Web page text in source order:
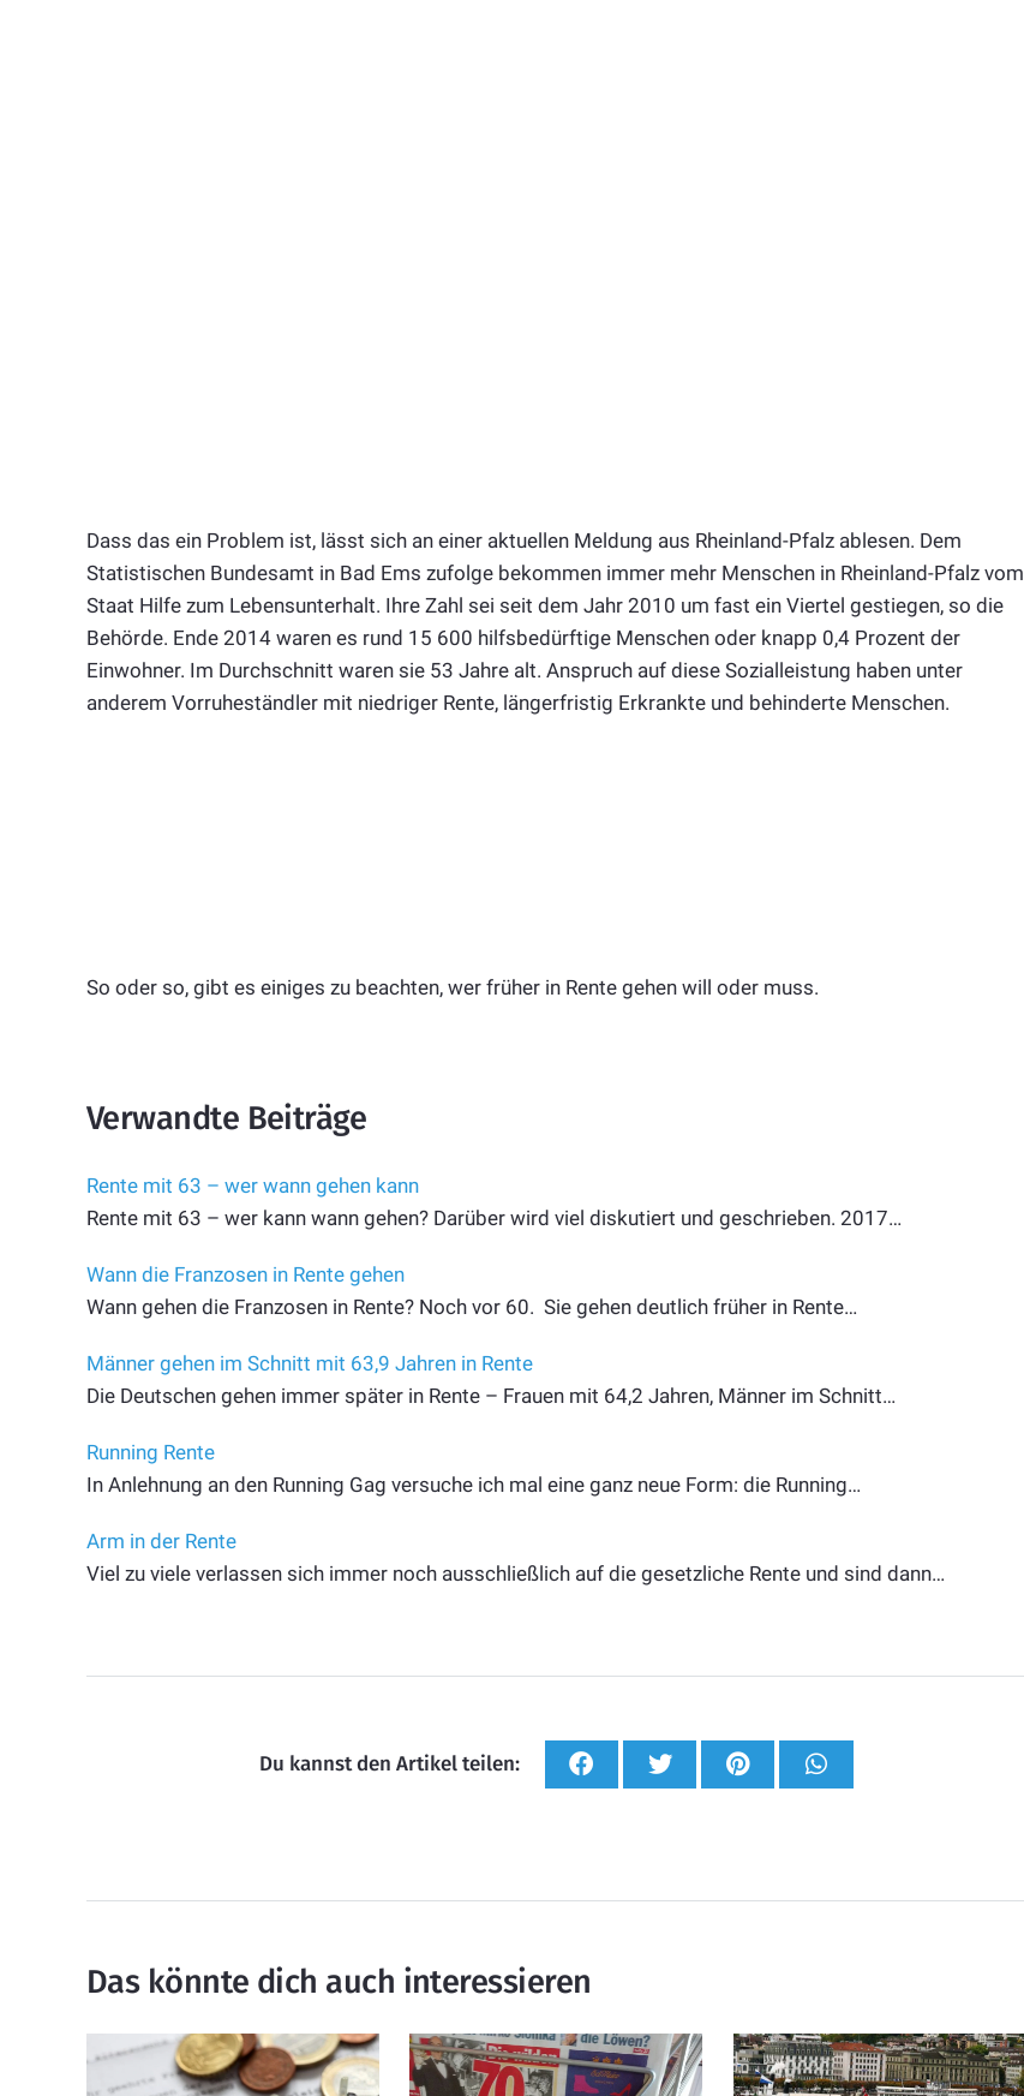
Dass das ein Problem ist, lässt sich an einer aktuellen Meldung aus Rheinland-Pfalz ablesen. Dem
Statistischen Bundesamt in Bad Ems zufolge bekommen immer mehr Menschen in Rheinland-Pfalz vom
Staat Hilfe zum Lebensunterhalt. Ihre Zahl sei seit dem Jahr 2010 um fast ein Viertel gestiegen, so die
Behörde. Ende 2014 waren es rund 15 600 hilfsbedürftige Menschen oder knapp 0,4 Prozent der
Einwohner. Im Durchschnitt waren sie 53 Jahre alt. Anspruch auf diese Sozialleistung haben unter
anderem Vorruheständler mit niedriger Rente, längerfristig Erkrankte und behinderte Menschen.
So oder so, gibt es einiges zu beachten, wer früher in Rente gehen will oder muss.
Verwandte Beiträge
Rente mit 63 – wer wann gehen kann
Rente mit 63 – wer kann wann gehen? Darüber wird viel diskutiert und geschrieben. 2017…
Wann die Franzosen in Rente gehen
Wann gehen die Franzosen in Rente? Noch vor 60. Sie gehen deutlich früher in Rente…
Männer gehen im Schnitt mit 63,9 Jahren in Rente
Die Deutschen gehen immer später in Rente – Frauen mit 64,2 Jahren, Männer im Schnitt…
Running Rente
In Anlehnung an den Running Gag versuche ich mal eine ganz neue Form: die Running…
Arm in der Rente
Viel zu viele verlassen sich immer noch ausschließlich auf die gesetzliche Rente und sind dann…
Du kannst den Artikel teilen:
Das könnte dich auch interessieren